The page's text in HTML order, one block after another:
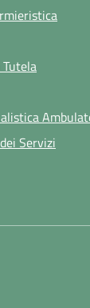
Servizi